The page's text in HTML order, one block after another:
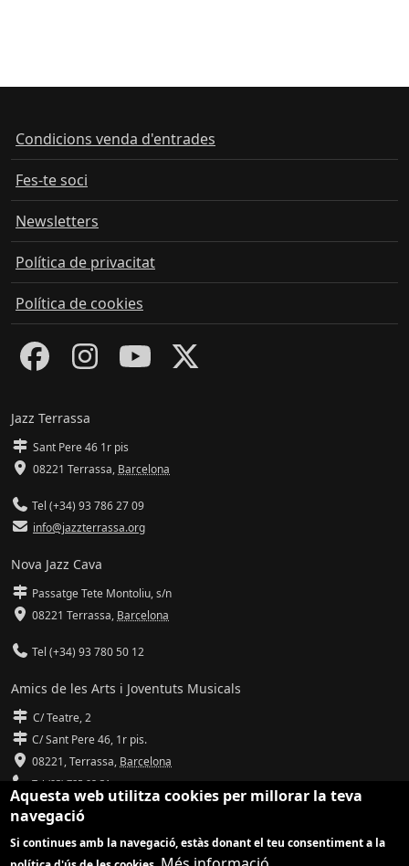
Condicions venda d'entrades
Fes-te soci
Newsletters
Política de privacitat
Política de cookies
Jazz Terrassa
Sant Pere 46 1r pis
08221 Terrassa, Barcelona
Tel (+34) 93 786 27 09
info@jazzterrassa.org
Nova Jazz Cava
Passatge Tete Montoliu, s/n
08221 Terrassa, Barcelona
Tel (+34) 93 780 50 12
Amics de les Arts i Joventuts Musicals
C/ Teatre, 2
C/ Sant Pere 46, 1r pis.
08221,Terrassa, Barcelona
Tel (93) 785 92 31
info@amicsdelesarts-jjmm.cat
www.amicsdelesarts-jjmm.cat
Aquesta web utilitza cookies per millorar la teva
navegació
Si continues amb la navegació, estàs donant el teu consentiment a la